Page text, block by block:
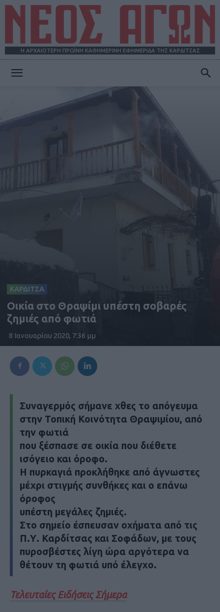
Η ΑΡΧΑΙΟΤΕΡΗ ΠΡΩΪΝΗ ΚΑΘΗΜΕΡΙΝΗ ΕΦΗΜΕΡΙΔΑ ΤΗΣ ΚΑΡΔΙΤΣΑΣ
ΚΑΡΔΙΤΣΑ
Οικία στο Θραψίμι υπέστη σοβαρές
ζημιές από φωτιά
8 Ιανουαρίου 2020, 7:36 μμ
Συναγερμός σήμανε χθες το απόγευμα
στην Τοπική Κοινότητα Θραψιμίου, από
την φωτιά
που ξέσπασε σε οικία που διέθετε
ισόγειο και όροφο.
Η πυρκαγιά προκλήθηκε από άγνωστες
μέχρι στιγμής συνθήκες και ο επάνω
όροφος
υπέστη μεγάλες ζημιές.
Στο σημείο έσπευσαν οχήματα από τις
Π.Υ. Καρδίτσας και Σοφάδων, με τους
πυροσβέστες λίγη ώρα αργότερα να
θέτουν τη φωτιά υπό έλεγχο.
Τελευταίες Ειδήσεις Σήμερα